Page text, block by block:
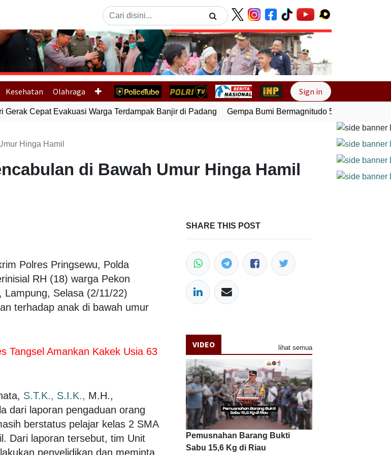
Previous Next
Kesehatan Olahraga Sign in
Cepat Evakuasi Warga Terdampak Banjir di Padang Gempa Bumi Bermagnitudo 5,1 Kembali
Hinga Hamil
di Bawah Umur Hinga Hamil
Polres Pringsewu, Polda
RH (18) warga Pekon
Selasa (2/11/22)
terhadap anak di bawah umur
Tangsel Amankan Kakek Usia 63
S.T.K., S.I.K., M.H.,
dari laporan pengaduan orang
berstatus pelajar kelas 2 SMA
Dari laporan tersebut, tim Unit
penyelidikan dan meminta
SHARE THIS POST
VIDEO lihat semua
Pemusnahan Barang Bukti
Sabu 15,6 Kg di Riau